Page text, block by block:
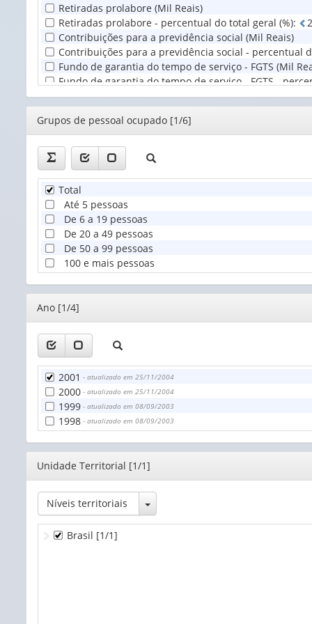
Retiradas prolabore (Mil Reais)
Retiradas prolabore - percentual do total geral (%): 2
Contribuições para a previdência social (Mil Reais)
Contribuições para a previdência social - percentual
Fundo de garantia do tempo de serviço - FGTS (Mil
Fundo de garantia do tempo de serviço - FGTS -
Indenizações por dispensa (Mil Reais)
Indenizações por dispensa - percentual do total geral
Benefícios concedidos aos empregados (Mil Reais)
Benefícios concedidos aos empregados - percentual
Editor
Grupos de pessoal ocupado [1/6]
Total
Até 5 pessoas
De 6 a 19 pessoas
De 20 a 49 pessoas
De 50 a 99 pessoas
100 e mais pessoas
Editor
Ano [1/4]
2001 - atualizado em 25/11/2004
2000 - atualizado em 25/11/2004
1999 - atualizado em 08/09/2003
1998 - atualizado em 08/09/2003
Editor
Unidade Territorial [1/1]
Níveis territoriais Toggle Dropdown
Brasil [1/1]